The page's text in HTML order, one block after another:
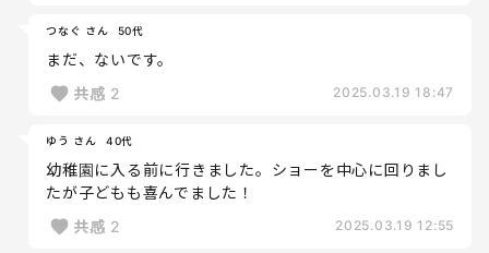
つなぐ さん 50代
まだ、ないです。
共感 2 2025.03.19 18:47
ゆう さん 40代
幼稚園に入る前に行きました。ショーを中心に回りまし
たが子どもも喜んでました！
共感 2 2025.03.19 12:55